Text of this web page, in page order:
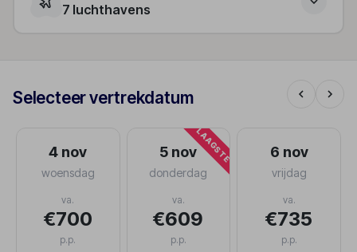
7 luchthavens
Selecteer vertrekdatum
4 nov
woensdag
va.
€700
p.p.
LAAGSTE
5 nov
donderdag
va.
€609
p.p.
6 nov
vrijdag
va.
€735
p.p.